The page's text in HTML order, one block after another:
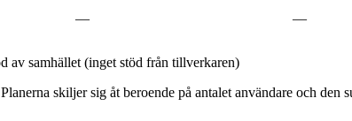
— —
av samhället (inget stöd från tillverkaren)
skiljer sig åt beroende på antalet användare och den